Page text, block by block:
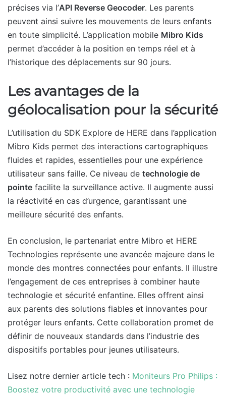
précises via l’API Reverse Geocoder. Les parents
peuvent ainsi suivre les mouvements de leurs enfants
en toute simplicité. L’application mobile Mibro Kids
permet d’accéder à la position en temps réel et à
l’historique des déplacements sur 90 jours.
Les avantages de la
géolocalisation pour la sécurité
L’utilisation du SDK Explore de HERE dans l’application
Mibro Kids permet des interactions cartographiques
fluides et rapides, essentielles pour une expérience
utilisateur sans faille. Ce niveau de technologie de
pointe facilite la surveillance active. Il augmente aussi
la réactivité en cas d’urgence, garantissant une
meilleure sécurité des enfants.
En conclusion, le partenariat entre Mibro et HERE
Technologies représente une avancée majeure dans le
monde des montres connectées pour enfants. Il illustre
l’engagement de ces entreprises à combiner haute
technologie et sécurité enfantine. Elles offrent ainsi
aux parents des solutions fiables et innovantes pour
protéger leurs enfants. Cette collaboration promet de
définir de nouveaux standards dans l’industrie des
dispositifs portables pour jeunes utilisateurs.
Lisez notre dernier article tech : Moniteurs Pro Philips :
Boostez votre productivité avec une technologie